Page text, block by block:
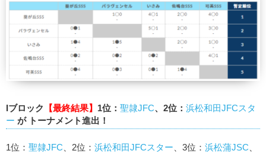
Iブロック 【最終結果】 1位： 聖隷JFC、2位： 浜松和田JFCスタ
ー が トーナメント進出！
1位： 聖隷JFC 、2位： 浜松和田JFCスター 、3位： 浜松蒲JSC